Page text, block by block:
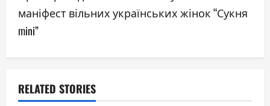
a
v
i
g
маніфест вільних українських жінок “Сукня
mini”
RELATED STORIES